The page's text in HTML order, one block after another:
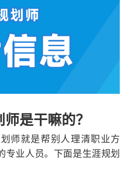
是干嘛的？
师就是帮别人理清职业方
专业人员。下面是生涯规划